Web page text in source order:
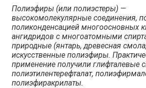
Полиэфиры (или полиэстеры) —
высокомолекулярные соединения,
поликонденсацией многоосновных
ангидридов с многоатомными
природные (янтарь, древесная
искусственные полиэфиры.
применение получили глифталевые
полиэтилентерефталат,
полиэфиракрилаты.